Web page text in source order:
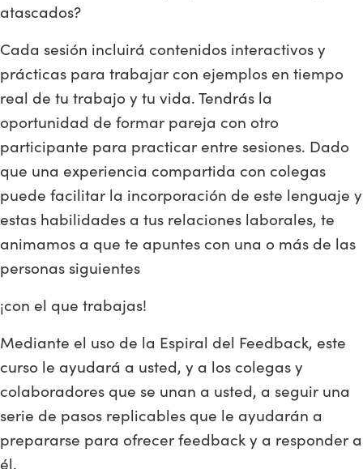
atascados?
Cada sesión incluirá contenidos interactivos y
prácticas para trabajar con ejemplos en tiempo
real de tu trabajo y tu vida. Tendrás la
oportunidad de formar pareja con otro
participante para practicar entre sesiones. Dado
que una experiencia compartida con colegas
puede facilitar la incorporación de este lenguaje y
estas habilidades a tus relaciones laborales, te
animamos a que te apuntes con una o más de las
personas siguientes
¡con el que trabajas!
Mediante el uso de la Espiral del Feedback, este
curso le ayudará a usted, y a los colegas y
colaboradores que se unan a usted, a seguir una
serie de pasos replicables que le ayudarán a
prepararse para ofrecer feedback y a responder a
él.